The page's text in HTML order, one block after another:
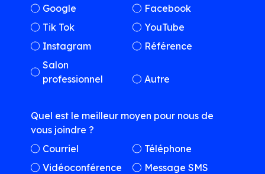
Google
Facebook
Tik Tok
YouTube
Instagram
Référence
Salon
professionnel
Autre
Quel est le meilleur moyen pour nous de
vous joindre ?
Courriel
Téléphone
Vidéoconférence
Message SMS